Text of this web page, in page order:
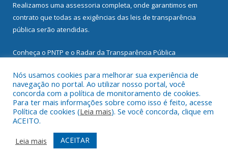
Realizamos uma assessoria completa, onde garantimos em
contrato que todas as exigências das leis de transparência
pública serão atendidas.
Conheça o PNTP e o Radar da Transparência Pública
Todos os direitos reservados a Prefeitura Municipal de
Mocajuba.
Mapa do Site
Acessar Área Administrativa
Acessar Webmail
Nós usamos cookies para melhorar sua experiência de
navegação no portal. Ao utilizar nosso portal, você
concorda com a política de monitoramento de cookies.
Para ter mais informações sobre como isso é feito, acesse
Política de cookies (Leia mais). Se você concorda, clique em
ACEITO.
Leia mais
ACEITAR